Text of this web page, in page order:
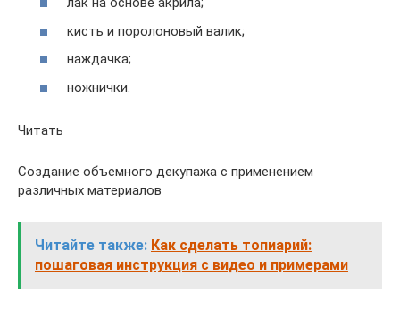
кисть и поролоновый валик;
наждачка;
ножнички.
Читать
Создание объемного декупажа с применением
различных материалов
Читайте также: Как сделать топиарий:
пошаговая инструкция с видео и примерами